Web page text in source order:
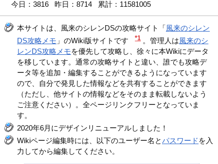
今日：3816 昨日：8714 累計：11581005
本サイトは、風来のシレンDSの攻略サイト「風来のシレン
DS攻略メモ 」のWiki版サイトです *1 。管理人は風来のシ
レンDS攻略メモを優先して攻略し、徐々に本Wikiにデータ
を移しています。通常の攻略サイトと違い、誰でも攻略デ
ータ等を追加・編集することができるようになっています
ので、自分で発見した情報などを共有することができます
（ただし、他サイトの情報などをそのまま転載しないよう
ご注意ください）。全ページリンクフリーとなっていま
す。
2020年6月にデザインリニューアルしました！
Wikiページ編集時には、以下のユーザー名とパスワード を入
力してから編集してください。